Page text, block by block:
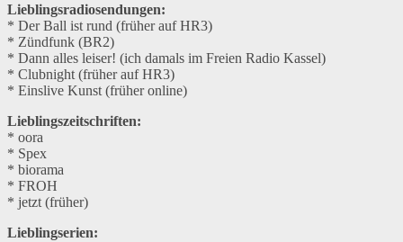
Lieblingsradiosendungen:
* Der Ball ist rund (früher auf HR3)
* Zündfunk (BR2)
* Dann alles leiser! (ich damals im Freien Radio Kassel)
* Clubnight (früher auf HR3)
* Einslive Kunst (früher online)
Lieblingszeitschriften:
* oora
* Spex
* biorama
* FROH
* jetzt (früher)
Lieblingserien: